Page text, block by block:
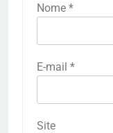
Nome *
E-mail *
Site